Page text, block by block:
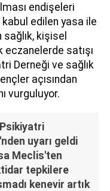
endişeleri
kabul edilen yasa ile
kişisel
eczanelerde satışı
Derneği ve sağlık
açısından
vurguluyor.
uyarı geldi
Meclis'ten
tepkilere
kenevir artık